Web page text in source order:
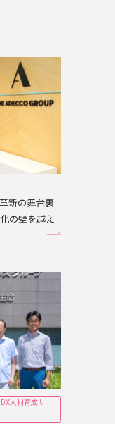
新の舞台裏
の壁を越え
人材育成サ